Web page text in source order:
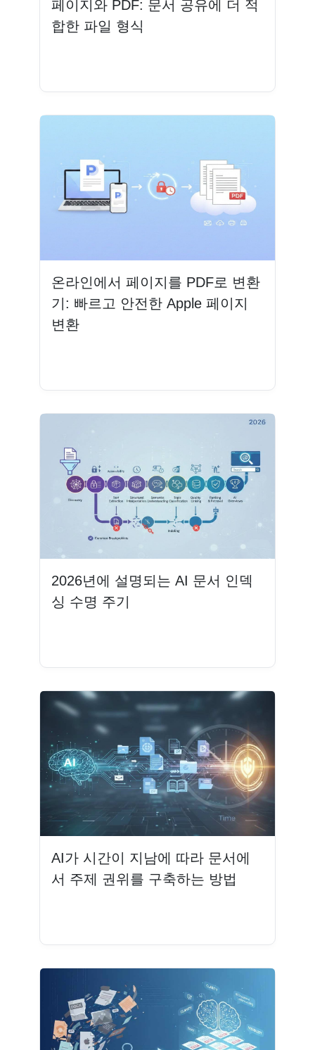
페이지와 PDF: 문서 공유에 더 적
합한 파일 형식
온라인에서 페이지를 PDF로 변환
기: 빠르고 안전한 Apple 페이지
변환
2026년에 설명되는 AI 문서 인덱
싱 수명 주기
AI가 시간이 지남에 따라 문서에
서 주제 권위를 구축하는 방법